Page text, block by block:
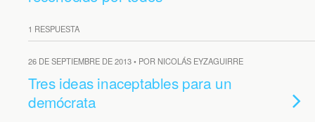
1 RESPUESTA
26 DE SEPTIEMBRE DE 2013 • POR NICOLÁS EYZAGUIRRE
Tres ideas inaceptables para un
demócrata